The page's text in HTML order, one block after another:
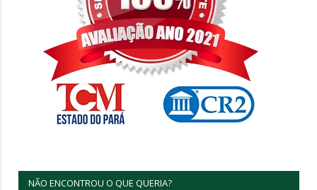
NÃO ENCONTROU O QUE QUERIA?